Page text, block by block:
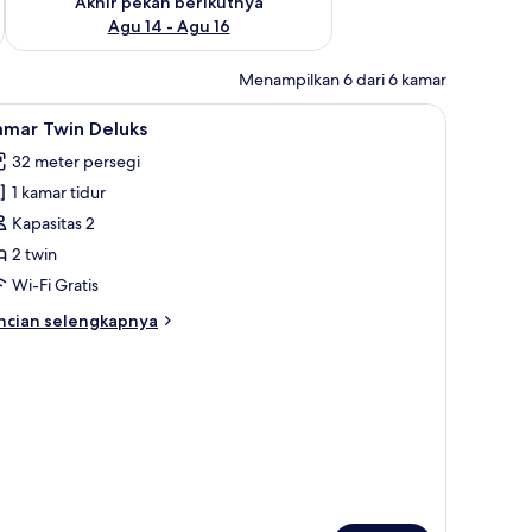
Agu 14 - Agu 16
Menampilkan 6 dari 6 kamar
Kamar Twin Deluks | Setrika/meja setrika
5 Twin Deluks
32 meter persegi
1 kamar tidur
Kapasitas 2
2 twin
Wi-Fi Gratis
selengkapnya